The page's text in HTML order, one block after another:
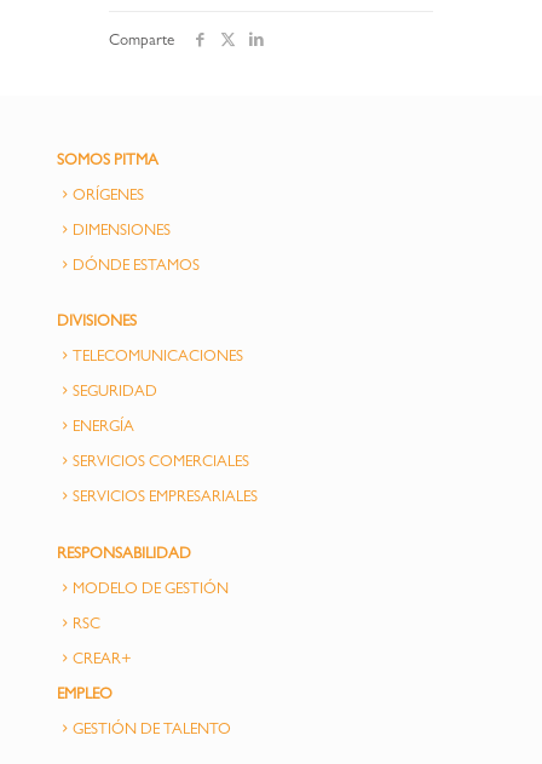
Comparte
SOMOS PITMA
ORÍGENES
DIMENSIONES
DÓNDE ESTAMOS
DIVISIONES
TELECOMUNICACIONES
SEGURIDAD
ENERGÍA
SERVICIOS COMERCIALES
SERVICIOS EMPRESARIALES
RESPONSABILIDAD
MODELO DE GESTIÓN
RSC
CREAR+
EMPLEO
GESTIÓN DE TALENTO